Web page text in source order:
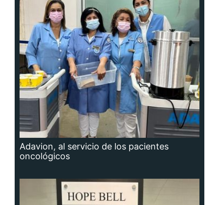
Adavion, al servicio de los pacientes
oncológicos